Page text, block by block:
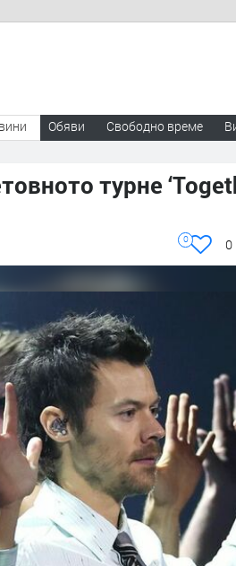
Обяви Свободно време
турне
0
0